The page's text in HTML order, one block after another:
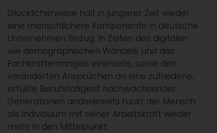
Glücklicherweise hält in jüngerer Zeit wieder
eine menschlichere Komponente in deutsche
Unternehmen Einzug: In Zeiten des digitalen
wie demographischen Wandels und des
Fachkräftemangels einerseits, sowie den
veränderten Ansprüchen an eine zufriedene,
erfüllte Berufstätigkeit nachwachsender
Generationen andererseits rückt der Mensch
als Individuum mit seiner Arbeitskraft wieder
mehr in den Mittelpunkt.